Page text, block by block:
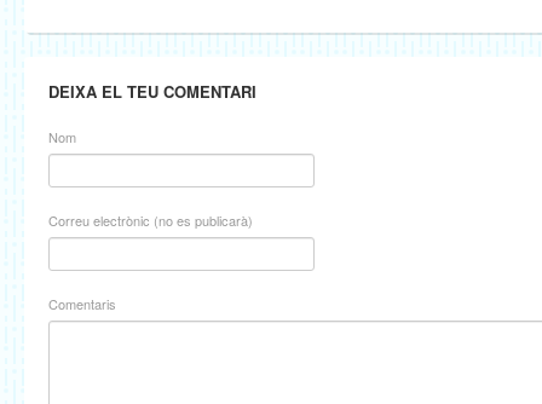
DEIXA EL TEU COMENTARI
Nom
Correu electrònic (no es publicarà)
Comentaris